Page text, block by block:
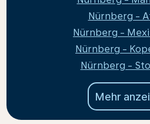
Nürnberg -
Nürnberg -
Nürnberg -
Nürnberg -
Mehr